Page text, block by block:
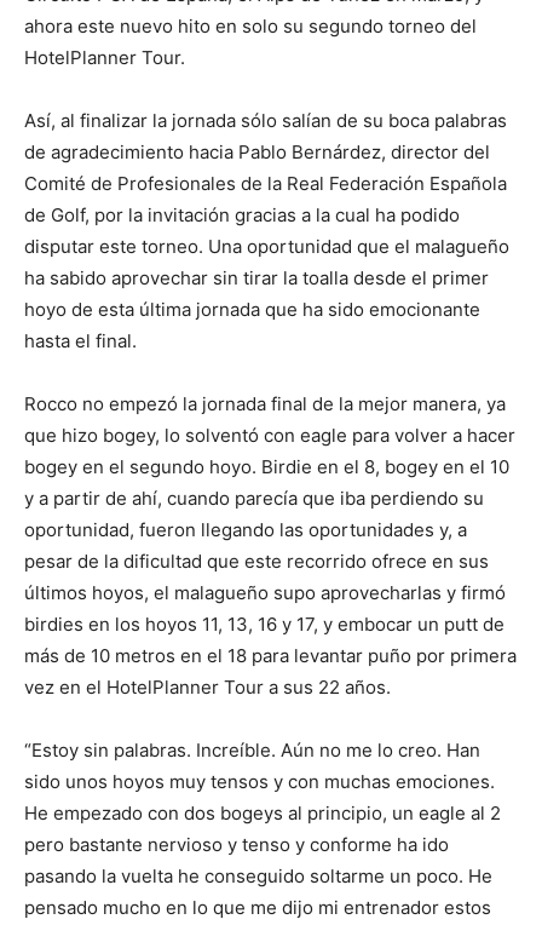
ahora este nuevo hito en solo su segundo torneo del
HotelPlanner Tour.
Así, al finalizar la jornada sólo salían de su boca palabras
de agradecimiento hacia Pablo Bernárdez, director del
Comité de Profesionales de la Real Federación Española
de Golf, por la invitación gracias a la cual ha podido
disputar este torneo. Una oportunidad que el malagueño
ha sabido aprovechar sin tirar la toalla desde el primer
hoyo de esta última jornada que ha sido emocionante
hasta el final.
Rocco no empezó la jornada final de la mejor manera, ya
que hizo bogey, lo solventó con eagle para volver a hacer
bogey en el segundo hoyo. Birdie en el 8, bogey en el 10
y a partir de ahí, cuando parecía que iba perdiendo su
oportunidad, fueron llegando las oportunidades y, a
pesar de la dificultad que este recorrido ofrece en sus
últimos hoyos, el malagueño supo aprovecharlas y firmó
birdies en los hoyos 11, 13, 16 y 17, y embocar un putt de
más de 10 metros en el 18 para levantar puño por primera
vez en el HotelPlanner Tour a sus 22 años.
“Estoy sin palabras. Increíble. Aún no me lo creo. Han
sido unos hoyos muy tensos y con muchas emociones.
He empezado con dos bogeys al principio, un eagle al 2
pero bastante nervioso y tenso y conforme ha ido
pasando la vuelta he conseguido soltarme un poco. He
pensado mucho en lo que me dijo mi entrenador estos